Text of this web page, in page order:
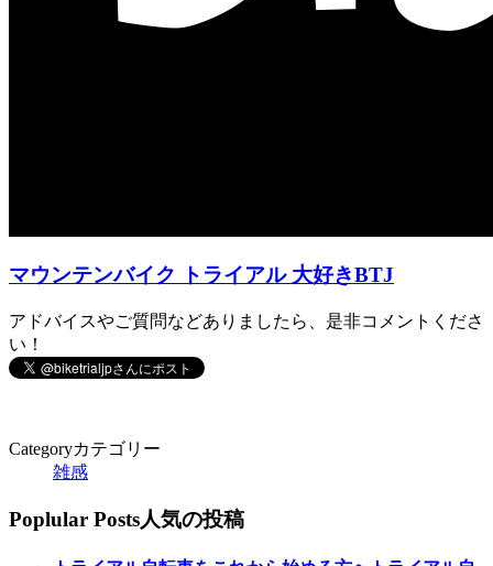
マウンテンバイク トライアル 大好きBTJ
アドバイスやご質問などありましたら、是非コメントくださ
い！
Categoryカテゴリー
雑感
Poplular Posts人気の投稿